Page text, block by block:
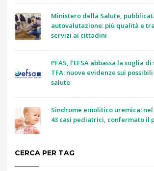
Ministero della Salute,
autovalutazione: più qualità e
servizi ai cittadini
PFAS, l’EFSA abbassa la soglia
TFA: nuove evidenze sui
salute
Sindrome emolitico uremica:
43 casi pediatrici, confermato il
CERCA PER TAG